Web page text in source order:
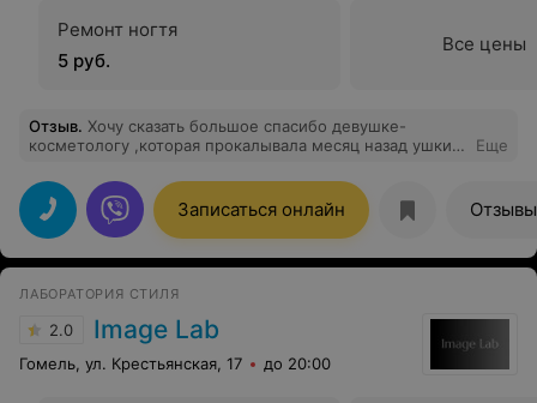
Ремонт ногтя
5 руб.
Все цены
Отзыв. Хочу сказать большое спасибо девушке-
косметологу ,которая прокалывала месяц назад ушки
быстро. Спасибо большое и удачи вам.
Еще
Записаться онлайн Отзывы
ЛАБОРАТОРИЯ СТИЛЯ
2.0 Image Lab
Гомель, ул. Крестьянская, 17 до 20:00